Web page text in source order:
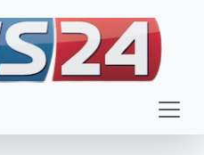
রক্ষায় আইনের
চান সম্পাদকরা